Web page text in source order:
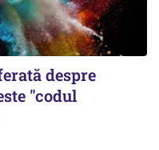
despre
"codul